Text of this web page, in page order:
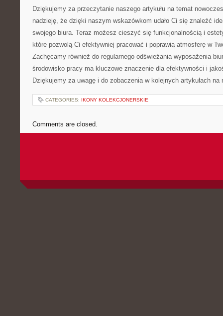
Dziękujemy za przeczytanie‍ naszego artykułu na temat
nadzieję, że dzięki naszym wskazówkom udało Ci⁣ się ⁤znaleźć
swojego⁢ biura. Teraz możesz cieszyć się funkcjonalnością‍ i
które pozwolą Ci​ efektywniej ‌pracować i poprawią atmosferę w
Zachęcamy również do regularnego odświeżania wyposażenia
środowisko ‍pracy ma kluczowe znaczenie dla efektywności ⁣i
Dziękujemy za uwagę i do zobaczenia⁤ w kolejnych artykułach na
CATEGORIES: IKONY KOLEKCJONERSKIE
Comments are closed.